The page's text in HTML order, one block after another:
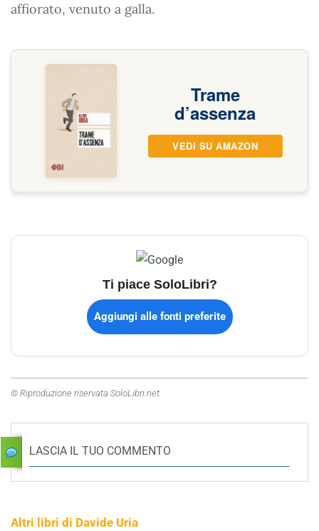
affiorato, venuto a galla.
Trame
d’assenza
VEDI SU AMAZON
Ti piace SoloLibri?
Aggiungi alle fonti preferite
© Riproduzione riservata SoloLibri.net
LASCIA IL TUO COMMENTO
Altri libri di Davide Uria